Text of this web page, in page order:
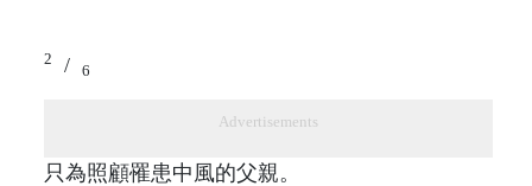
2 / 6
Advertisements
只為照顧罹患中風的父親。